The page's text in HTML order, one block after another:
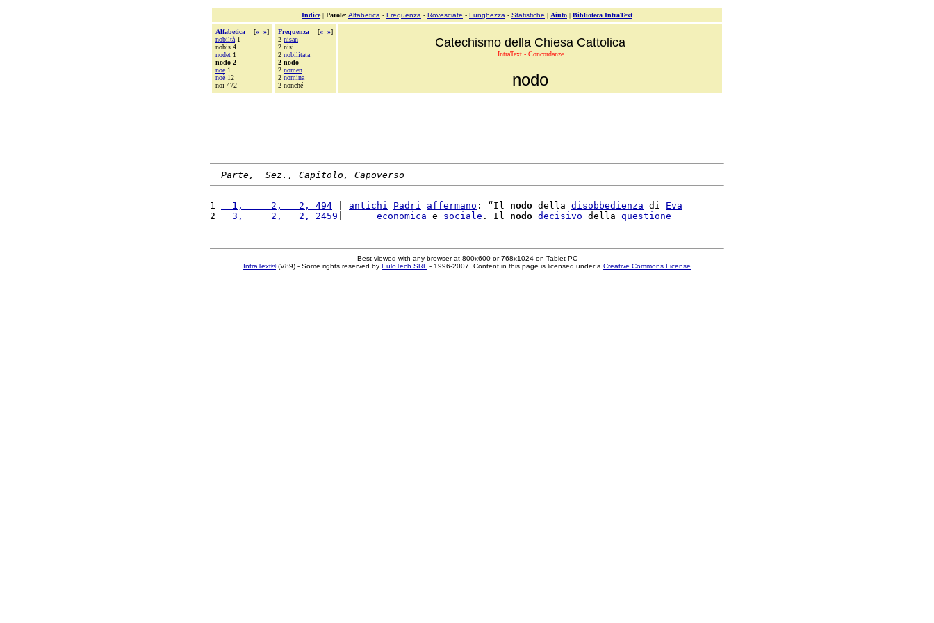
Indice| Parole: Alfabetica - Frequenza - Rovesciate - Lunghezza - Statistiche | Aiuto | Biblioteca IntraText
Alfabetica [« »]
nobiltà 1
nobis 4
nodet 1
nodo 2
noe 1
noè 12
noi 472
Frequenza [« »]
2 nisan
2 nisi
2 nobilitata
2 nodo
2 nomen
2 nomina
2 nonché
Catechismo della Chiesa Cattolica
IntraText - Concordanze
nodo
Parte,  Sez., Capitolo, Capoverso
1
  1,     2,   2, 494
antichi Padri affermano : “Il nodo della disobbedienza di Eva
2
  3,     2,   2, 2459
economica e sociale . Il nodo decisivo della questione
Best viewed with any browser at 800x600 or 768x1024 on Tablet PC
IntraText®(V89) - Some rights reserved by EuloTech SRL - 1996-2007. Content in this page is licensed under a Creative Commons License